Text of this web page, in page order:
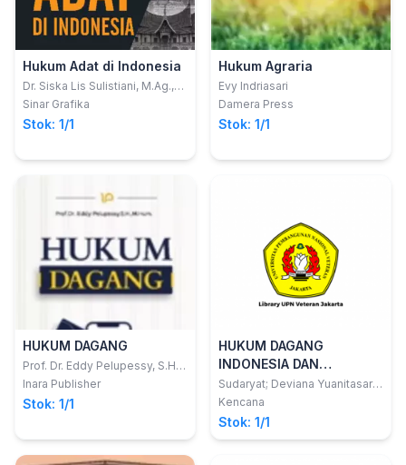
Hukum Adat di Indonesia
Dr. Siska Lis Sulistiani, M.Ag.,
M.E.Sy.
Sinar Grafika
Stok: 1/1
Hukum Agraria
Evy Indriasari
Damera Press
Stok: 1/1
HUKUM DAGANG
Prof. Dr. Eddy Pelupessy, S.H.,
M.Hum.
Inara Publisher
Stok: 1/1
HUKUM DAGANG
INDONESIA DAN
PERKEMBANGANNYA
Sudaryat; Deviana Yuanitasari;
Rafan Darodjat
Kencana
Stok: 1/1